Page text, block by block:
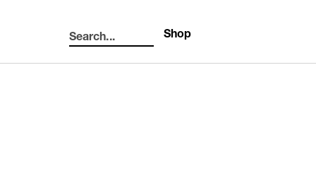
Search... Shop